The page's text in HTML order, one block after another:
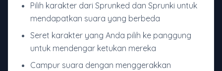
Pilih karakter dari Sprunked dan Sprunki untuk
mendapatkan suara yang berbeda
Seret karakter yang Anda pilih ke panggung
untuk mendengar ketukan mereka
Campur suara dengan menggerakkan